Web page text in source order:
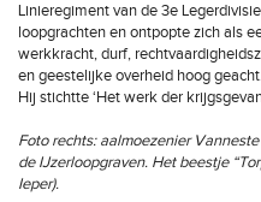
Linieregiment van de 3e
loopgrachten en ontpopte zich als
werkkracht, durf,
en geestelijke overheid hoog
Hij stichtte ‘Het werk der
Foto rechts: aalmoezenier
de IJzerloopgraven. Het beestje
Ieper).